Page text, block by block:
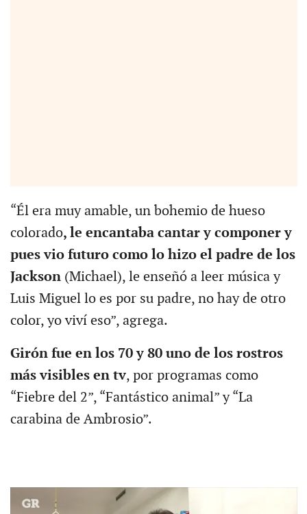
“Él era muy amable, un bohemio de hueso
colorado, le encantaba cantar y componer y
pues vio futuro como lo hizo el padre de los
Jackson(Michael), le enseñó a leer música y
Luis Miguel lo es por su padre, no hay de otro
color, yo viví eso”, agrega.
Girón fue en los 70 y 80 uno de los rostros
más visibles en tv, por programas como
“Fiebre del 2”, “Fantástico animal” y “La
carabina de Ambrosio”.